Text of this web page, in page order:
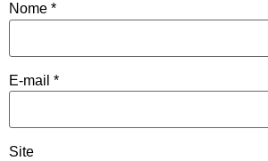
Nome *
E-mail *
Site